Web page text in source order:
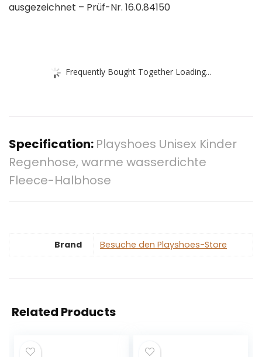
ausgezeichnet – Prüf-Nr. 16.0.84150
Frequently Bought Together Loading...
Specification: Playshoes Unisex Kinder
Regenhose, warme wasserdichte
Fleece-Halbhose
Brand Besuche den Playshoes-Store
Related Products